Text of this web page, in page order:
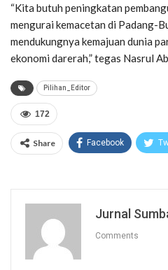
“Kita butuh peningkatan
mengurai kemacetan di Padang-
mendukungnya kemajuan dunia
ekonomi darerah,” tegas Nasrul
Pilihan_Editor
172
Share Facebook
Jurnal
Comments